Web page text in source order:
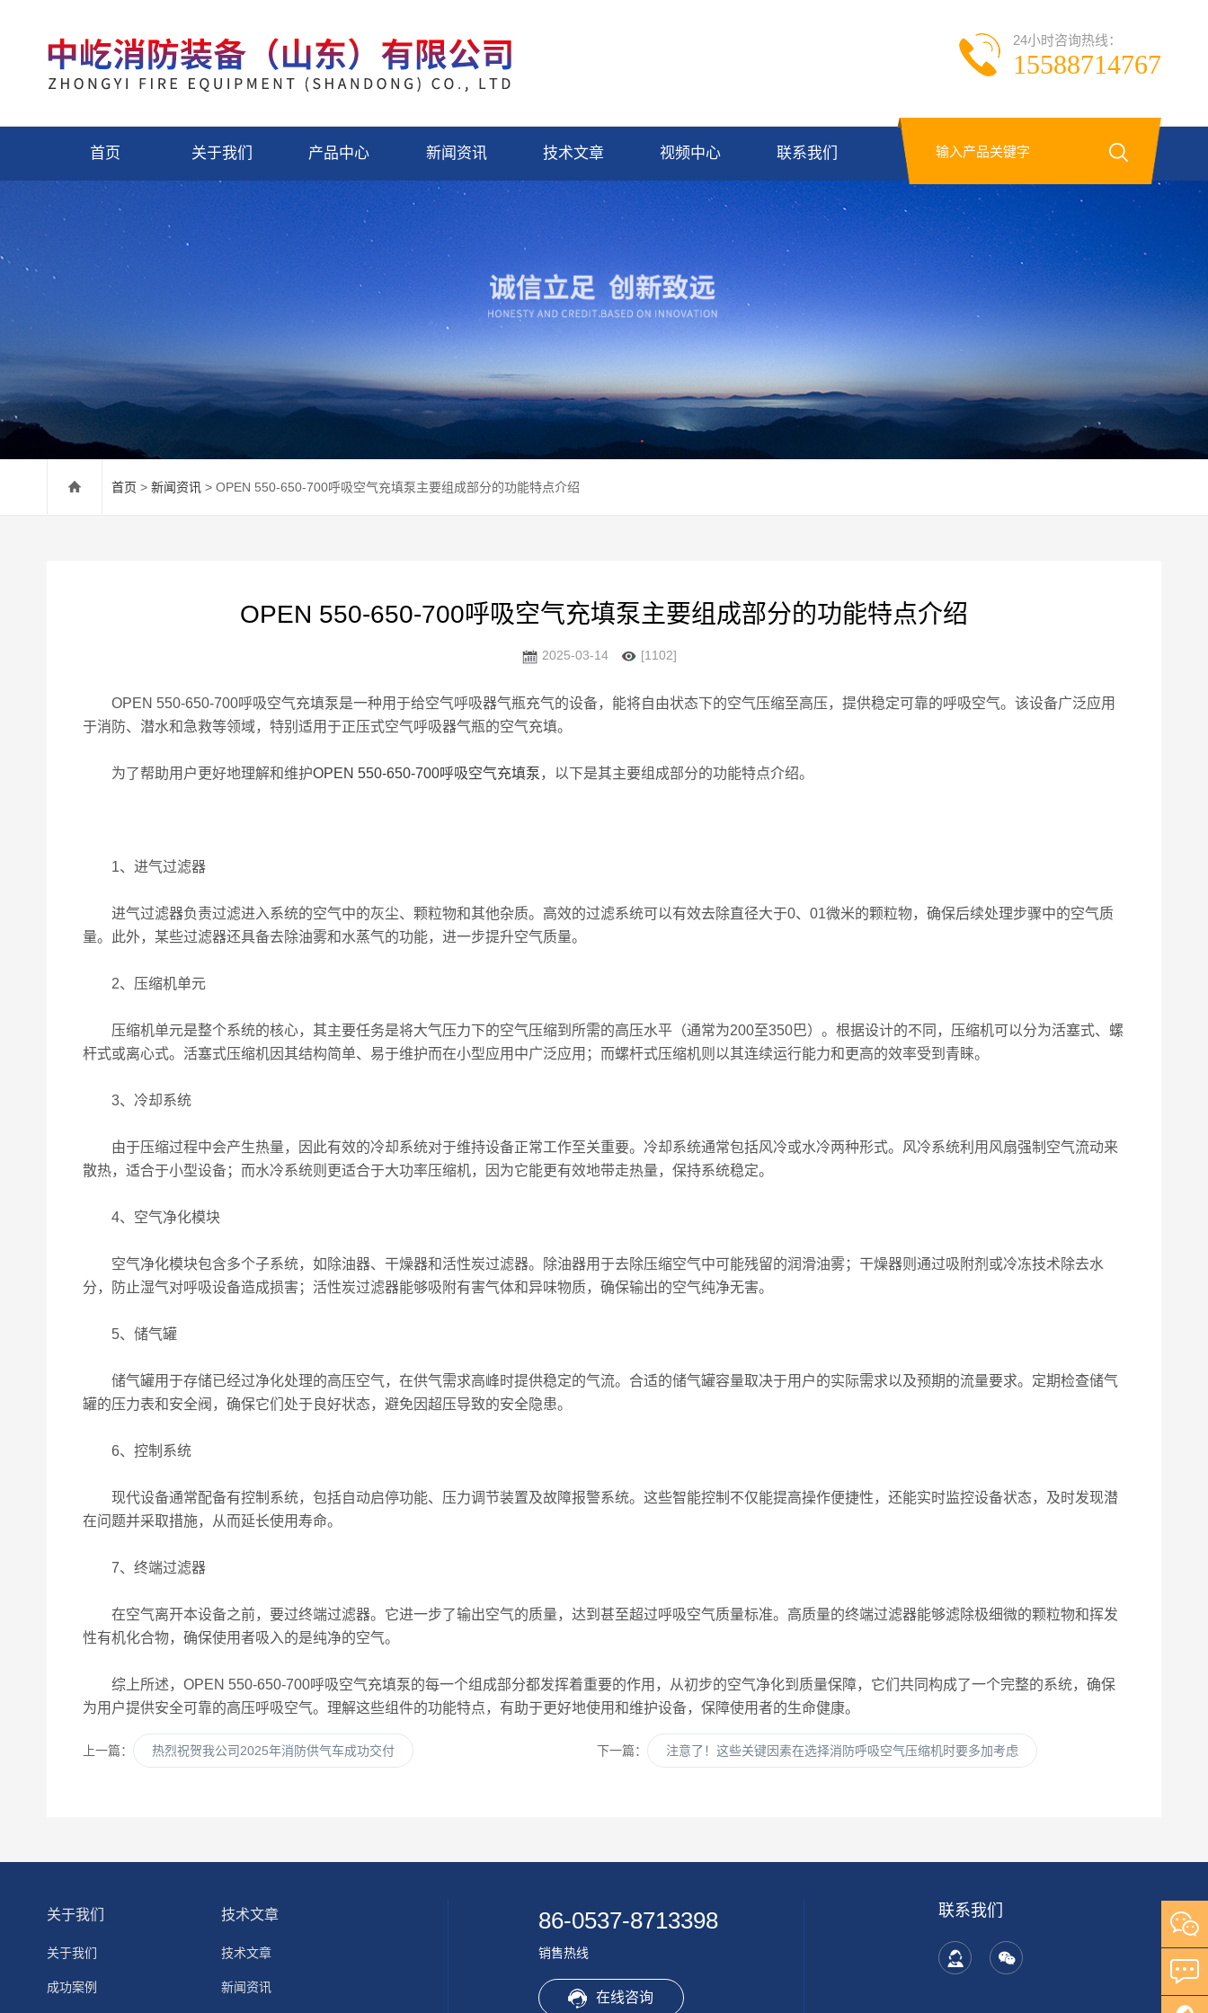
24小时咨询热线：
15588714767
首页 关于我们 产品中心 新闻资讯 技术文章 视频中心 联系我们
首页 > 新闻资讯 > OPEN 550-650-700呼吸空气充填泵主要组成部分的功能特点介绍
OPEN 550-650-700呼吸空气充填泵主要组成部分的功能特点介绍
2025-03-14 [1102]
OPEN 550-650-700呼吸空气充填泵是一种用于给空气呼吸器气瓶充气的设备，能将自由状态下的空气压缩至高压，提供稳定可靠的呼吸空气。该设备广泛应用
于消防、潜水和急救等领域，特别适用于正压式空气呼吸器气瓶的空气充填。
为了帮助用户更好地理解和维护OPEN 550-650-700呼吸空气充填泵 ，以下是其主要组成部分的功能特点介绍。
1、进气过滤器
进气过滤器负责过滤进入系统的空气中的灰尘、颗粒物和其他杂质。高效的过滤系统可以有效去除直径大于0、01微米的颗粒物，确保后续处理步骤中的空气质
量。此外，某些过滤器还具备去除油雾和水蒸气的功能，进一步提升空气质量。
2、压缩机单元
压缩机单元是整个系统的核心，其主要任务是将大气压力下的空气压缩到所需的高压水平（通常为200至350巴）。根据设计的不同，压缩机可以分为活塞式、螺
杆式或离心式。活塞式压缩机因其结构简单、易于维护而在小型应用中广泛应用；而螺杆式压缩机则以其连续运行能力和更高的效率受到青睐。
3、冷却系统
由于压缩过程中会产生热量，因此有效的冷却系统对于维持设备正常工作至关重要。冷却系统通常包括风冷或水冷两种形式。风冷系统利用风扇强制空气流动来
散热，适合于小型设备；而水冷系统则更适合于大功率压缩机，因为它能更有效地带走热量，保持系统稳定。
4、空气净化模块
空气净化模块包含多个子系统，如除油器、干燥器和活性炭过滤器。除油器用于去除压缩空气中可能残留的润滑油雾；干燥器则通过吸附剂或冷冻技术除去水
分，防止湿气对呼吸设备造成损害；活性炭过滤器能够吸附有害气体和异味物质，确保输出的空气纯净无害。
5、储气罐
储气罐用于存储已经过净化处理的高压空气，在供气需求高峰时提供稳定的气流。合适的储气罐容量取决于用户的实际需求以及预期的流量要求。定期检查储气
罐的压力表和安全阀，确保它们处于良好状态，避免因超压导致的安全隐患。
6、控制系统
现代设备通常配备有控制系统，包括自动启停功能、压力调节装置及故障报警系统。这些智能控制不仅能提高操作便捷性，还能实时监控设备状态，及时发现潜
在问题并采取措施，从而延长使用寿命。
7、终端过滤器
在空气离开本设备之前，要过终端过滤器。它进一步了输出空气的质量，达到甚至超过呼吸空气质量标准。高质量的终端过滤器能够滤除极细微的颗粒物和挥发
性有机化合物，确保使用者吸入的是纯净的空气。
综上所述，OPEN 550-650-700呼吸空气充填泵的每一个组成部分都发挥着重要的作用，从初步的空气净化到质量保障，它们共同构成了一个完整的系统，确保
为用户提供安全可靠的高压呼吸空气。理解这些组件的功能特点，有助于更好地使用和维护设备，保障使用者的生命健康。
上一篇： 热烈祝贺我公司2025年消防供气车成功交付 下一篇： 注意了！这些关键因素在选择消防呼吸空气压缩机时要多加考虑
关于我们
关于我们
成功案例
技术文章
技术文章
新闻资讯
86-0537-8713398
销售热线
在线咨询
联系我们